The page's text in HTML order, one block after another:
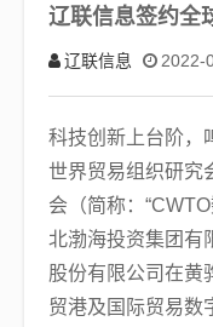
辽联信息签约全
辽联信息 2022-
科技创新上台阶，
世界贸易组织研究
会（简称：
北渤海投资集团有
股份有限公司在黄
贸港及国际贸易数